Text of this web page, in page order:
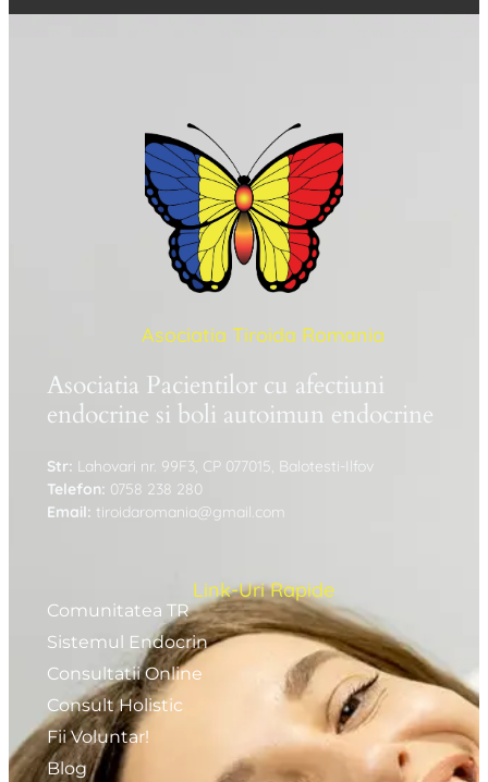
Asociatia Tiroida Romania
Asociatia Pacientilor cu afectiuni
endocrine si boli autoimun endocrine
Str: Lahovari nr. 99F3, CP 077015, Balotesti-Ilfov
Telefon: 0758 238 280
Email: tiroidaromania@gmail.com
Link-Uri Rapide
Comunitatea TR
Sistemul Endocrin
Consultatii Online
Consult Holistic
Fii Voluntar!
Blog